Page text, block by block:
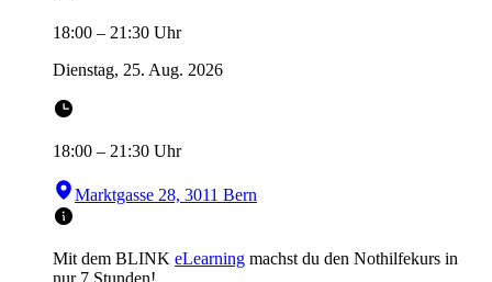
18:00 – 21:30 Uhr
Dienstag, 25. Aug. 2026
18:00 – 21:30 Uhr
Marktgasse 28, 3011 Bern
Mit dem BLINK eLearning machst du den Nothilfekurs in
nur 7 Stunden!